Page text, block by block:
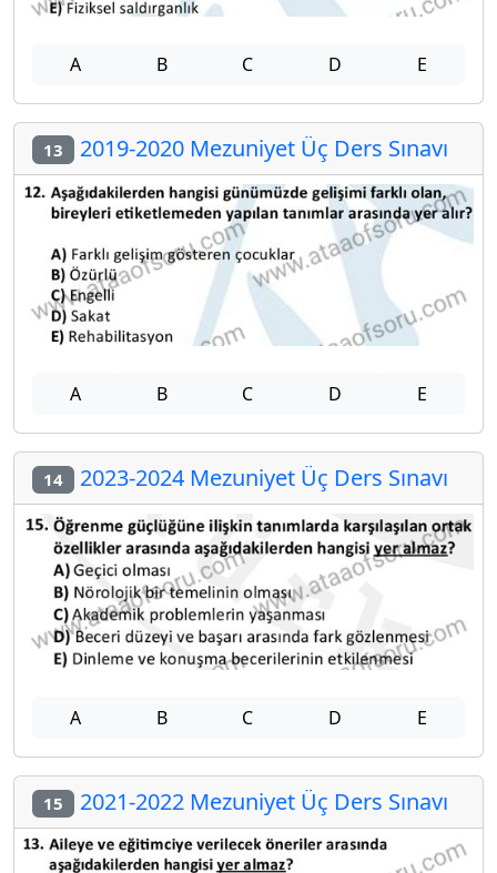
A B C D E
13 2019-2020 Mezuniyet Üç Ders Sınavı
A B C D E
14 2023-2024 Mezuniyet Üç Ders Sınavı
A B C D E
15 2021-2022 Mezuniyet Üç Ders Sınavı